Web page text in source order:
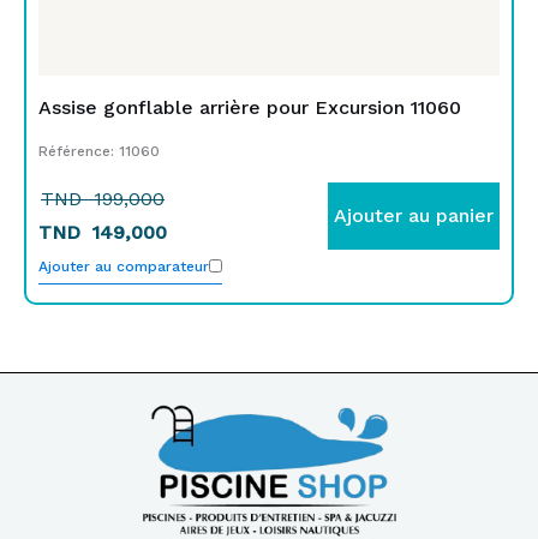
Assise gonflable arrière pour Excursion 11060
Référence: 11060
TND199,000
TND 149,000
Ajouter au panier
Ajouter au comparateur